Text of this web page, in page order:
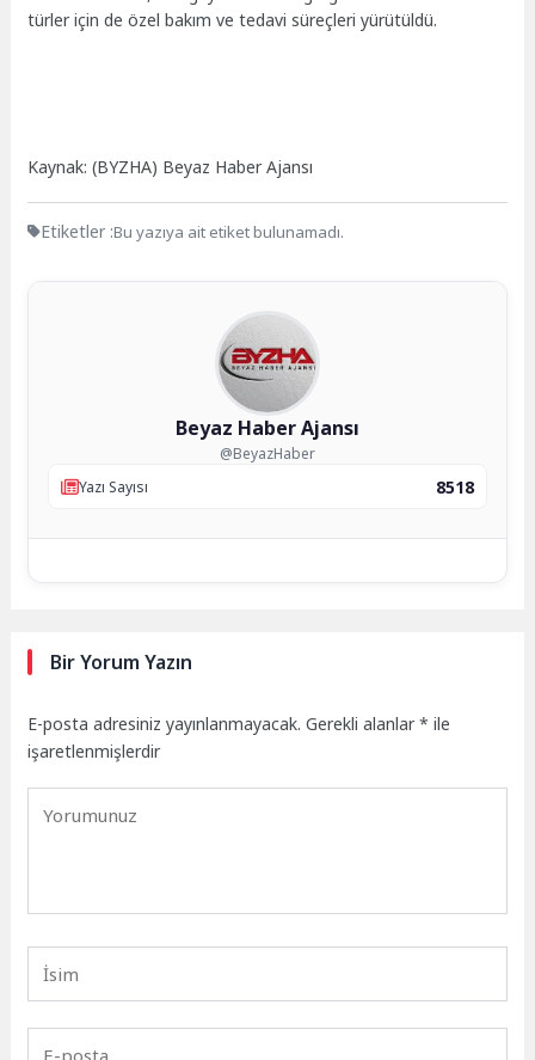
türler için de özel bakım ve tedavi süreçleri yürütüldü.
Kaynak: (BYZHA) Beyaz Haber Ajansı
Etiketler :Bu yazıya ait etiket bulunamadı.
Beyaz Haber Ajansı
@BeyazHaber
Yazı Sayısı
8518
Bir Yorum Yazın
E-posta adresiniz yayınlanmayacak. Gerekli alanlar* ile
işaretlenmişlerdir